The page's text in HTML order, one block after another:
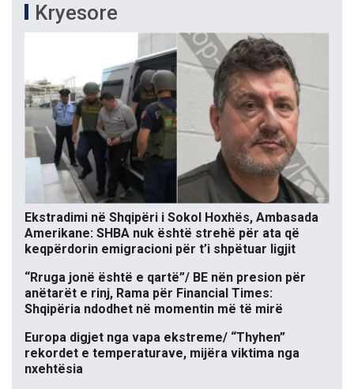
Kryesore
Ekstradimi në Shqipëri i Sokol Hoxhës, Ambasada
Amerikane: SHBA nuk është strehë për ata që
keqpërdorin emigracioni për t’i shpëtuar ligjit
“Rruga jonë është e qartë”/ BE nën presion për
anëtarët e rinj, Rama për Financial Times:
Shqipëria ndodhet në momentin më të mirë
Europa digjet nga vapa ekstreme/ “Thyhen”
rekordet e temperaturave, mijëra viktima nga
nxehtësia